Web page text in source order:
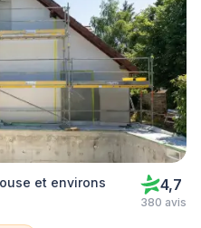
et environs 4,7
380 avis